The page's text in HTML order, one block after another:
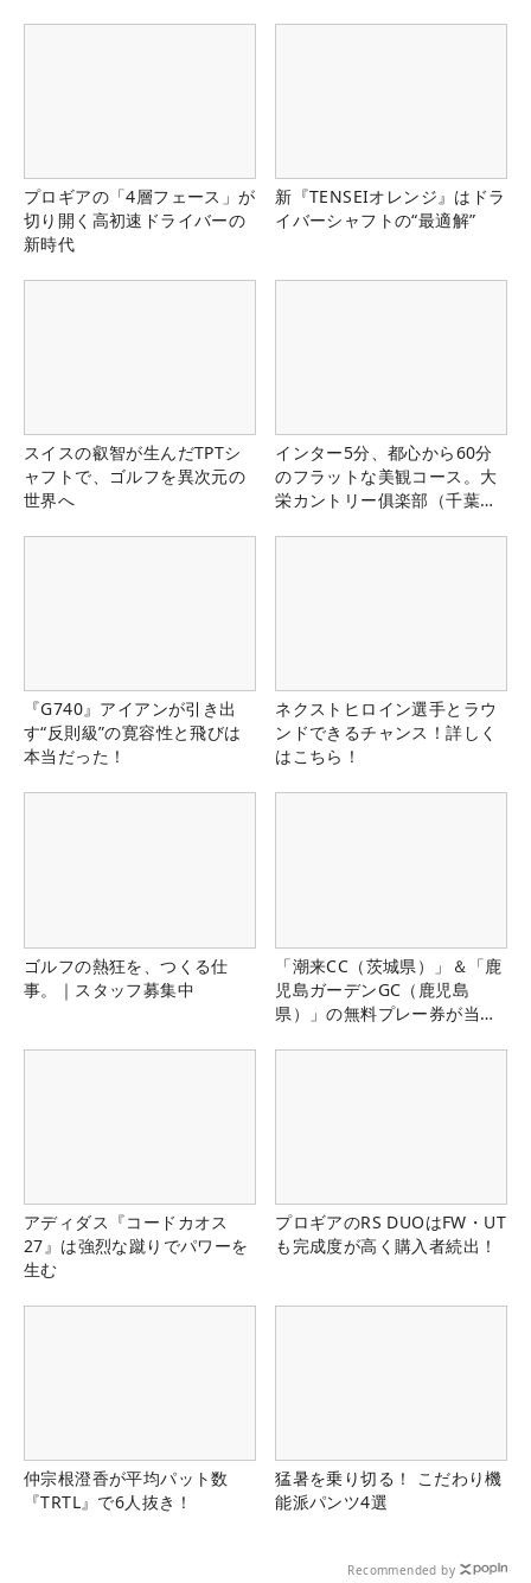
プロギアの「4層フェース」が
切り開く高初速ドライバーの
新時代
新『TENSEIオレンジ』はドラ
イバーシャフトの“最適解”
スイスの叡智が生んだTPTシ
ャフトで、ゴルフを異次元の
世界へ
インター5分、都心から60分
のフラットな美観コース。大
栄カントリー俱楽部（千葉
『G740』アイアンが引き出
す“反則級”の寛容性と飛びは
本当だった！
ネクストヒロイン選手とラウ
ンドできるチャンス！詳しく
はこちら！
ゴルフの熱狂を、つくる仕
事。｜スタッフ募集中
「潮来CC（茨城県）」＆「鹿
児島ガーデンGC（鹿児島
県）」の無料プレー券が当た
アディダス『コードカオス
27』は強烈な蹴りでパワーを
生む
プロギアのRS DUOはFW・UT
も完成度が高く購入者続出！
仲宗根澄香が平均パット数
『TRTL』で6人抜き！
猛暑を乗り切る！ こだわり機
能派パンツ4選
Recommended by